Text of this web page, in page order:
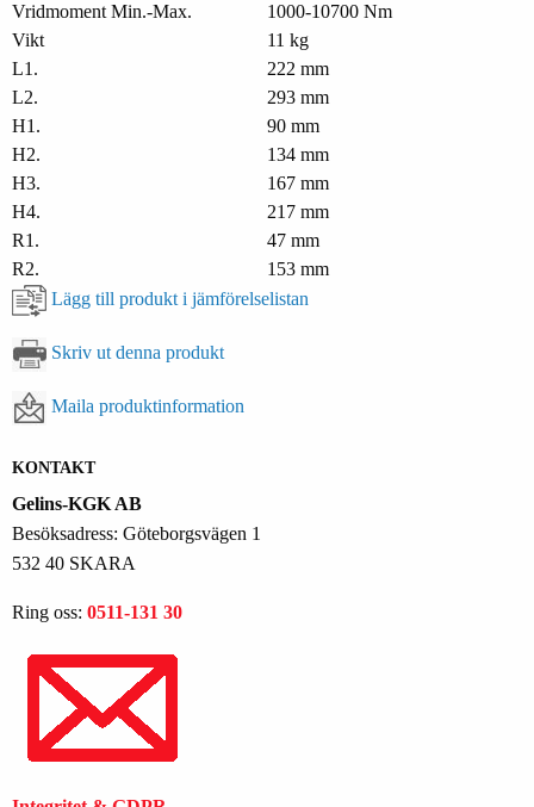
Vridmoment Min.-Max.
1000-10700 Nm
Vikt
11 kg
L1.
222 mm
L2.
293 mm
H1.
90 mm
H2.
134 mm
H3.
167 mm
H4.
217 mm
R1.
47 mm
R2.
153 mm
Lägg till produkt i jämförelselistan
Skriv ut denna produkt
Maila produktinformation
KONTAKT
Gelins-KGK AB
Besöksadress: Göteborgsvägen 1
532 40 SKARA
Ring oss: 0511-131 30